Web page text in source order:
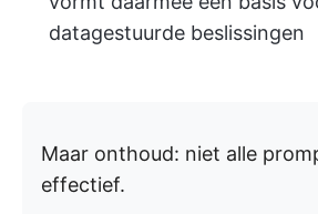
datagestuurde beslissingen
Maar onthoud: niet alle
effectief.